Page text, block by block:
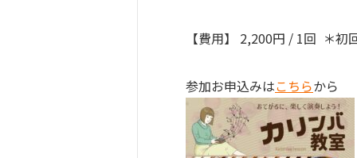
【費用】 2,200円 / 1回  ＊初
参加お申込みはこちらから